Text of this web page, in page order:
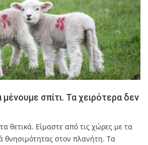
σπίτι. Τα χειρότερα δεν
θετικά. Είμαστε από τις χώρες με τα
θνησιμότητας στον πλανήτη. Τα